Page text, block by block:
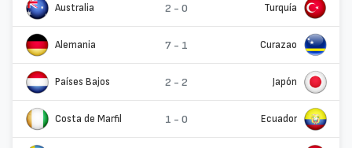
Australia 2 - 0 Turquía
Alemania 7 - 1 Curazao
Países Bajos 2 - 2 Japón
Costa de Marfil 1 - 0 Ecuador